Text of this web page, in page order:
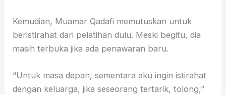
Kemudian, Muamar Qadafi memutuskan untuk
beristirahat dari pelatihan dulu. Meski begitu, dia
masih terbuka jika ada penawaran baru.
“Untuk masa depan, sementara aku ingin istirahat
dengan keluarga, jika seseorang tertarik, tolong,”